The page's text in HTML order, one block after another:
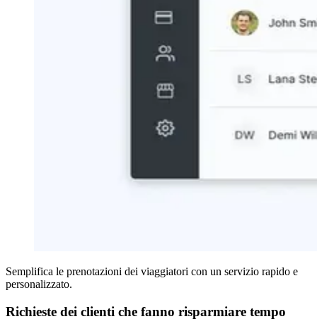
Semplifica le prenotazioni dei viaggiatori con un servizio rapido e
personalizzato.
Richieste dei clienti che fanno risparmiare tempo